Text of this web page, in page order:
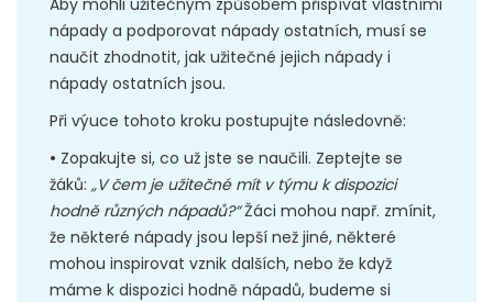
nápady a podporovat nápady ostatních, musí se
naučit zhodnotit, jak užitečné jejich nápady i
nápady ostatních jsou.
Při výuce tohoto kroku postupujte následovně:
• Zopakujte si, co už jste se naučili. Zeptejte se
žáků: „V čem je užitečné mít v týmu k dispozici
hodně různých nápadů?“Žáci mohou např. zmínit,
že některé nápady jsou lepší než jiné, některé
mohou inspirovat vznik dalších, nebo že když
máme k dispozici hodně nápadů, budeme si